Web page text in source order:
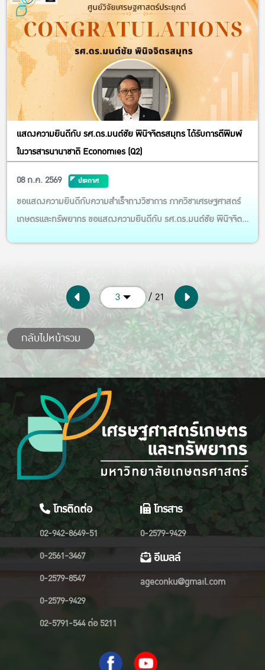
แสดงความยินดีกับ รศ.ดร.มนต์ชัย พินิจจิตรสมุทร ได้รับการตีพิมพ์
ในวารสารนานาชาติ Economies (Q2)
08 ก.ค. 2569
ประกาศ
ขอแสดงความยินดีกับความสำเร็จทางวิชาการ ภาควิชาเศรษฐศาสตร์
เกษตรและทรัพยากร ขอแสดงความยินดีกับ รศ.ดร.มนต์ชัย พินิจจิตร
Model” ได้รับการต...
3 / 21
กลับไปหน้ารวม
โทรติดต่อ
02-942-8649-51
0-2561-3467
0-2579-8547
0-2579-9429
02-5791-544 ต่อ 5211
โทรสาร
0-2579-9429
อีเมลล์
ageconku@gmail.com